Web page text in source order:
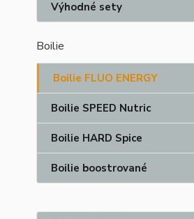
Výhodné sety
Boilie
Boilie FLUO ENERGY
Boilie SPEED Nutric
Boilie HARD Spice
Boilie boostrované